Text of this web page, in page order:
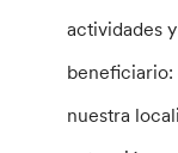
actividades
beneficiario:
nuestra